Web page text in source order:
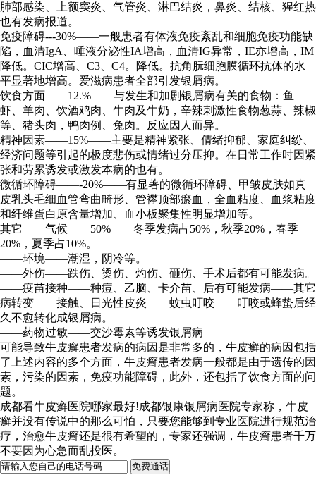
肺部感染、上额窦炎、气管炎、淋巴结炎，鼻炎、结核、猩红热
也有发病报道。
免疫障碍---30%——一般患者有体液免疫紊乱和细胞免疫功能缺
陷，血清IgA、唾液分泌性IA增高，血清IG异常，IE亦增高，IM
降低。CIC增高、C3、C4。降低。抗角朊细胞膜循环抗体的水
平显著地增高。爱滋病患者全部引发银屑病。
饮食方面——12.%——与发生和加剧银屑病有关的食物：鱼
虾、羊肉、饮酒鸡肉、牛肉及牛奶，辛辣刺激性食物葱蒜、辣椒
等、猪头肉，鸭肉例、兔肉。反应因人而异。
精神因素——15%——主要是精神紧张、倩绪抑郁、家庭纠纷、
经济问题等引起的极度悲伤或情绪过分压抑。在日常工作时因紧
张和劳累诱发或激发本病的也有。
微循环障碍——-20%——有显著的微循环障碍、甲皱皮肤如真
皮乳头毛细血管弯曲畸形、管襻顶部瘀血，全血粘度、血浆粘度
和纤维蛋白原含量增加、血小板聚集性明显增加等。
其它——气候——50%——冬季发病占50%，秋季20%，春季
20%，夏季占10%。
——环境——潮湿，阴冷等。
——外伤——跌伤、烫伤、灼伤、砸伤、手术后都有可能发病。
——疫苗接种——种痘、乙脑、卡介苗、后有可能发病——其它
病转变——接触、日光性皮炎——蚊虫叮咬——叮咬或蜂蛰后经
久不愈转化成银屑病。
——药物过敏——交沙霉素等诱发银屑病
可能导致牛皮癣患者发病的病因是非常多的，牛皮癣的病因包括
了上述内容的多个方面，牛皮癣患者发病一般都是由于遗传的因
素，污染的因素，免疫功能障碍，此外，还包括了饮食方面的问
题。
成都看牛皮癣医院哪家最好!成都银康银屑病医院专家称，牛皮
癣并没有传说中的那么可怕，只要您能够到专业医院进行规范治
疗，治愈牛皮癣还是很有希望的，专家还强调，牛皮癣患者千万
不要因为心急而乱投医。